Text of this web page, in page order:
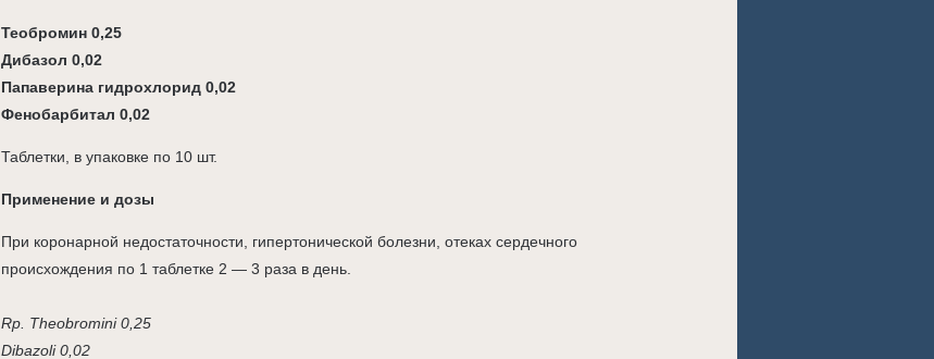
Теобромин 0,25
Дибазол 0,02
Папаверина гидрохлорид 0,02
Фенобарбитал 0,02
Таблетки, в упаковке по 10 шт.
Применение и дозы
При коронарной недостаточности, гипертонической болезни, отеках сердечного
происхождения по 1 таблетке 2 — 3 раза в день.
Rp. Theobromini 0,25
Dibazoli 0,02